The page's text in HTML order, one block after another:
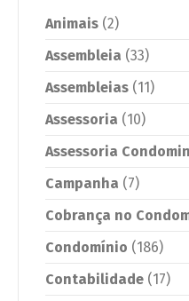
Animais (2)
Assembleia (33)
Assembleias (11)
Assessoria (10)
Assessoria
Campanha (7)
Cobrança no
Condomínio (186)
Contabilidade (17)